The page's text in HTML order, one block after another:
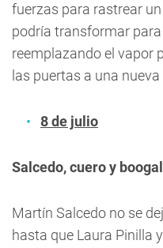
fuerzas para rastrear
podría transformar
reemplazando el vapor
las puertas a una nueva
8 de julio
Salcedo, cuero y
Martín Salcedo no se
hasta que Laura Pinilla